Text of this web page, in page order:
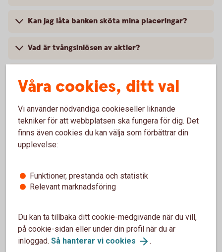
Kan jag låta banken sköta mina placeringar?
Vad är tvångsinlösen av aktier?
aktiemarknaden?
Vad behöver jag för att börja handla med aktier
Hur flyttar jag mina aktier till er?
Handla aktier som kund
Våra cookies, ditt val
Vi använder nödvändiga cookieseller liknande
tekniker för att webbplatsen ska fungera för dig. Det
finns även cookies du kan välja som förbättrar din
upplevelse:
Funktioner, prestanda och statistik
Relevant marknadsföring
Du kan ta tillbaka ditt cookie-medgivande när du vill,
på cookie-sidan eller under din profil när du är
inloggad. Så hanterar vi cookies .